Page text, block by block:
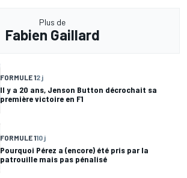
Plus de
Fabien Gaillard
FORMULE 12 j
Il y a 20 ans, Jenson Button décrochait sa
première victoire en F1
FORMULE 110 j
Pourquoi Pérez a (encore) été pris par la
patrouille mais pas pénalisé